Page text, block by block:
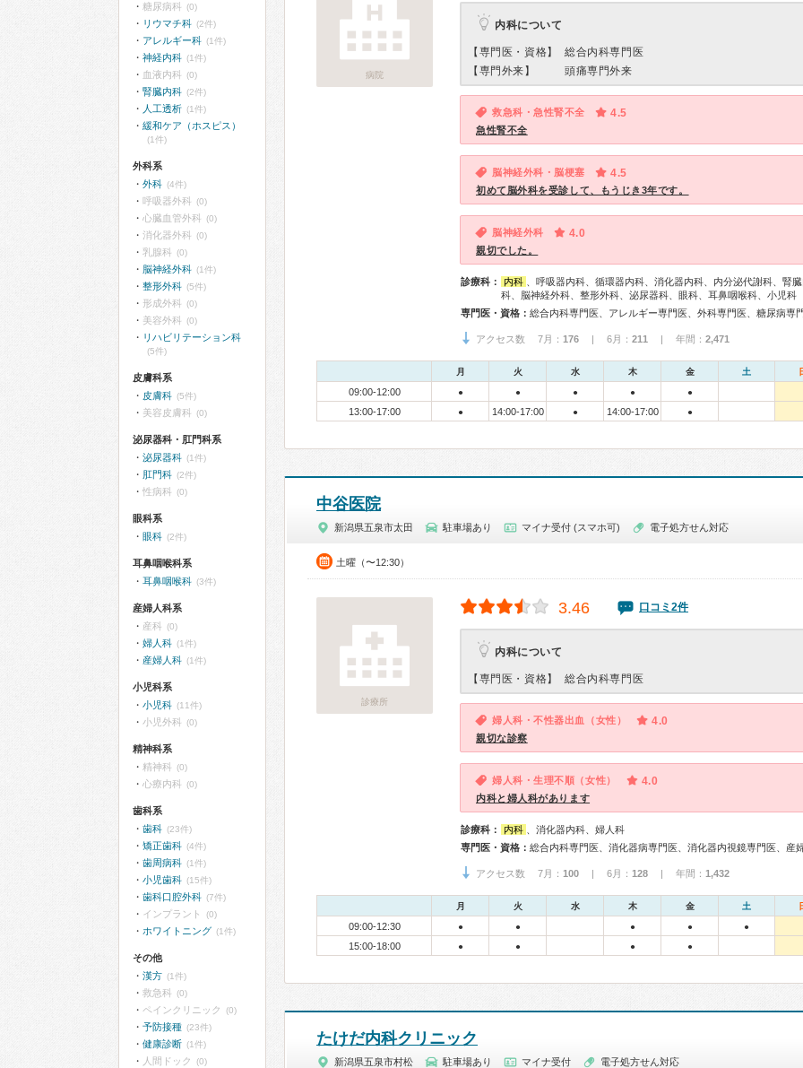
病院
内科について
【専門医・資格】
総合内科専門医
【専門外来】
頭痛専門外来
救急科・急性腎不全 4.5
急性腎不全
脳神経外科・脳梗塞 4.5
初めて脳外科を受診して、もうじき3年です。
脳神経外科 4.0
親切でした。
診療科： 内科
、呼吸器内科、循環器内科、消化器内科、内分泌代謝科、腎
科、脳神経外科、整形外科、泌尿器科、眼科、耳鼻咽喉科、小児科
専門医・資格：
アクセス数 7月： 176 | 6月： 211 | 年間： 2,471
月 火 水 木 金 土
09:00-12:00 ● ● ● ● ●
13:00-17:00 ● 14:00-17:00 ● 14:00-17:00 ●
中谷医院
新潟県五泉市太田 駐車場あり マイナ受付 (スマホ可) 電子処方せん対応
土曜（〜12:30）
診療所
3.46 口コミ2件
内科について
【専門医・資格】 総合内科専門医
婦人科・不性器出血（女性） 4.0
親切な診察
婦人科・生理不順（女性） 4.0
内科と婦人科があります
診療科： 内科
、消化器内科、婦人科
専門医・資格： 総合内科専門医、消化器病専門医、消化器内視鏡専門医、産
アクセス数 7月： 100 | 6月： 128 | 年間： 1,432
月 火 水 木 金 土
09:00-12:30 ● ● ● ● ●
15:00-18:00 ● ● ● ●
たけだ内科クリニック
新潟県五泉市村松 駐車場あり マイナ受付 電子処方せん対応
糖尿病科 (0)
リウマチ科 (2件)
アレルギー科 (1件)
神経内科 (1件)
血液内科 (0)
腎臓内科 (2件)
人工透析 (1件)
緩和ケア（ホスピス）
(1件)
外科系
外科 (4件)
呼吸器外科 (0)
心臓血管外科 (0)
消化器外科 (0)
乳腺科 (0)
脳神経外科 (1件)
整形外科 (5件)
形成外科 (0)
美容外科 (0)
リハビリテーション科
(5件)
皮膚科系
皮膚科 (5件)
美容皮膚科 (0)
泌尿器科・肛門科系
泌尿器科 (1件)
肛門科 (2件)
性病科 (0)
眼科系
眼科 (2件)
耳鼻咽喉科系
耳鼻咽喉科 (3件)
産婦人科系
産科 (0)
婦人科 (1件)
産婦人科 (1件)
小児科系
小児科 (11件)
小児外科 (0)
精神科系
精神科 (0)
心療内科 (0)
歯科系
歯科 (23件)
矯正歯科 (4件)
歯周病科 (1件)
小児歯科 (15件)
歯科口腔外科 (7件)
インプラント (0)
ホワイトニング (1件)
その他
漢方 (1件)
救急科 (0)
ペインクリニック (0)
予防接種 (23件)
健康診断 (1件)
人間ドック (0)